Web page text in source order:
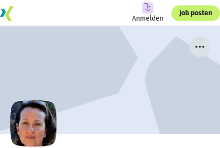
Anmelden
Job posten